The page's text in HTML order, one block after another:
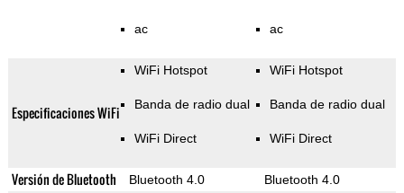
ac ac
Especificaciones WiFi
WiFi Hotspot
Banda de radio dual
WiFi Direct
WiFi Hotspot
Banda de radio dual
WiFi Direct
Versión de Bluetooth Bluetooth 4.0 Bluetooth 4.0